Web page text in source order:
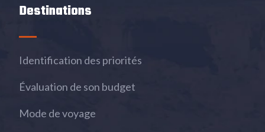
Destinations
Identification des priorités
Évaluation de son budget
Mode de voyage